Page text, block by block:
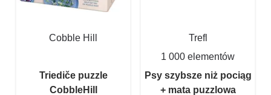
Cobble Hill
Triediče puzzle
CobbleHill
Trefl
1 000 elementów
Psy szybsze niż pociąg
+ mata puzzlowa